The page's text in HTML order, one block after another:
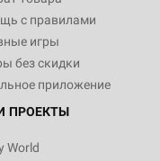
с правилами
игры
без скидки
приложение
ПРОЕКТЫ
World